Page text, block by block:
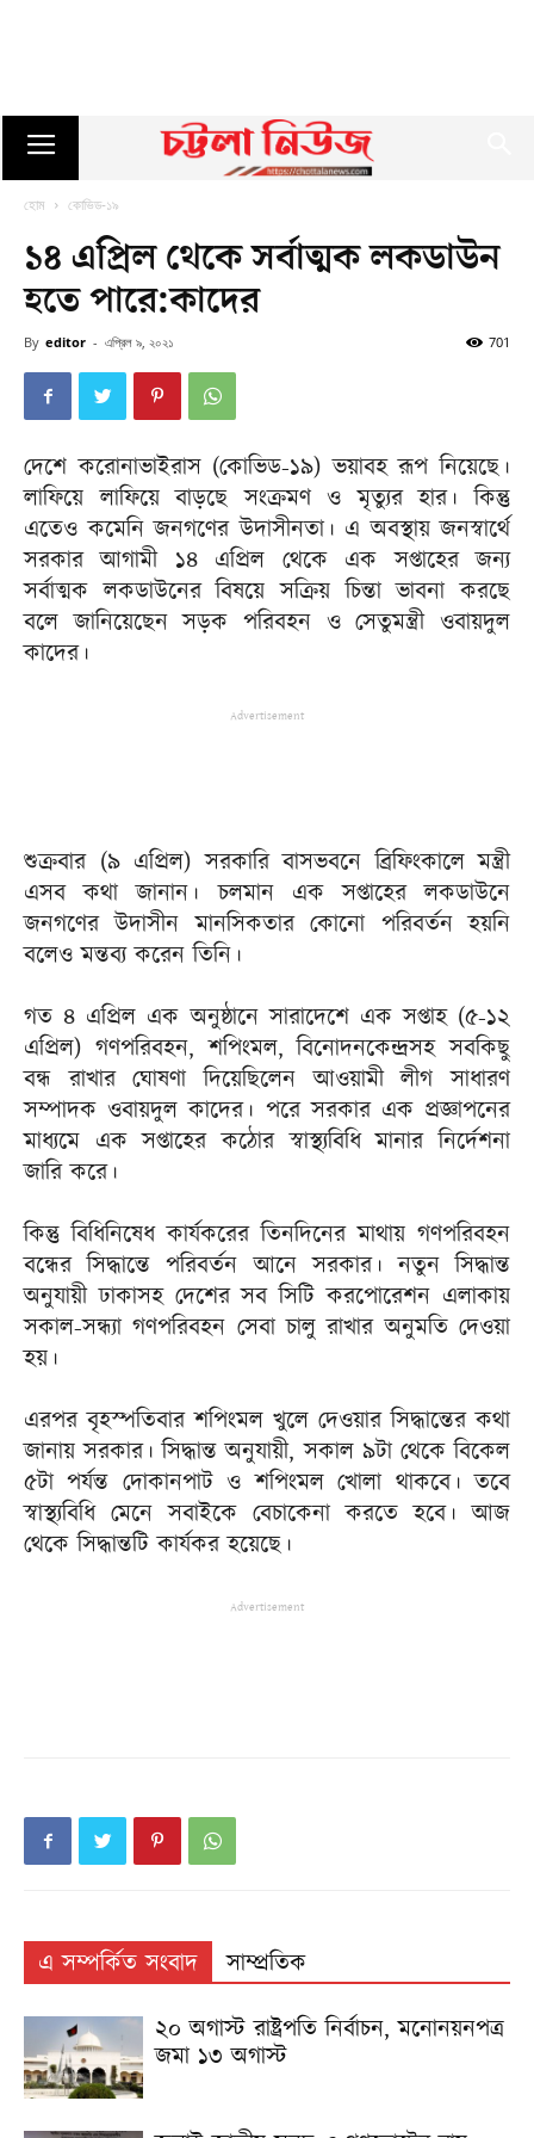
হোম কোভিড-১৯
১৪ এপ্রিল থেকে সর্বাত্মক লকডাউন
হতে পারে:কাদের
By editor - এপ্রিল ৯, ২০২১ 701
দেশে করোনাভাইরাস (কোভিড-১৯) ভয়াবহ রূপ নিয়েছে।
লাফিয়ে লাফিয়ে বাড়ছে সংক্রমণ ও মৃত্যুর হার। কিন্তু
এতেও কমেনি জনগণের উদাসীনতা। এ অবস্থায় জনস্বার্থে
সরকার আগামী ১৪ এপ্রিল থেকে এক সপ্তাহের জন্য
সর্বাত্মক লকডাউনের বিষয়ে সক্রিয় চিন্তা ভাবনা করছে
বলে জানিয়েছেন সড়ক পরিবহন ও সেতুমন্ত্রী ওবায়দুল
কাদের।
Advertisement
শুক্রবার (৯ এপ্রিল) সরকারি বাসভবনে ব্রিফিংকালে মন্ত্রী
এসব কথা জানান। চলমান এক সপ্তাহের লকডাউনে
জনগণের উদাসীন মানসিকতার কোনো পরিবর্তন হয়নি
বলেও মন্তব্য করেন তিনি।
গত ৪ এপ্রিল এক অনুষ্ঠানে সারাদেশে এক সপ্তাহ (৫-১২
এপ্রিল) গণপরিবহন, শপিংমল, বিনোদনকেন্দ্রসহ সবকিছু
বন্ধ রাখার ঘোষণা দিয়েছিলেন আওয়ামী লীগ সাধারণ
সম্পাদক ওবায়দুল কাদের। পরে সরকার এক প্রজ্ঞাপনের
মাধ্যমে এক সপ্তাহের কঠোর স্বাস্থ্যবিধি মানার নির্দেশনা
জারি করে।
কিন্তু বিধিনিষেধ কার্যকরের তিনদিনের মাথায় গণপরিবহন
বন্ধের সিদ্ধান্তে পরিবর্তন আনে সরকার। নতুন সিদ্ধান্ত
অনুযায়ী ঢাকাসহ দেশের সব সিটি করপোরেশন এলাকায়
সকাল-সন্ধ্যা গণপরিবহন সেবা চালু রাখার অনুমতি দেওয়া
হয়।
এরপর বৃহস্পতিবার শপিংমল খুলে দেওয়ার সিদ্ধান্তের কথা
জানায় সরকার। সিদ্ধান্ত অনুযায়ী, সকাল ৯টা থেকে বিকেল
৫টা পর্যন্ত দোকানপাট ও শপিংমল খোলা থাকবে। তবে
স্বাস্থ্যবিধি মেনে সবাইকে বেচাকেনা করতে হবে। আজ
থেকে সিদ্ধান্তটি কার্যকর হয়েছে।
Advertisement
এ সম্পর্কিত সংবাদ
সাম্প্রতিক
২০ অগাস্ট রাষ্ট্রপতি নির্বাচন, মনোনয়নপত্র
জমা ১৩ অগাস্ট